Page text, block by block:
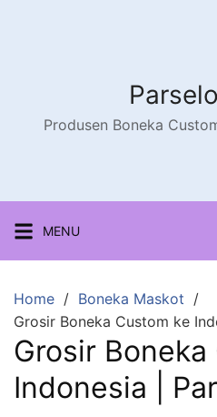
Produsen Boneka
MENU
Home
Boneka Maskot
Grosir Boneka Custom ke
Grosir
Indonesia |